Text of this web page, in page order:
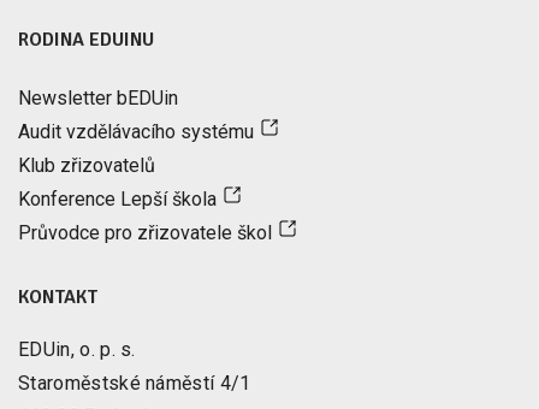
RODINA EDUINU
Newsletter bEDUin
Audit vzdělávacího systému
Klub zřizovatelů
Konference Lepší škola
Průvodce pro zřizovatele škol
KONTAKT
EDUin, o. p. s.
Staroměstské náměstí 4/1